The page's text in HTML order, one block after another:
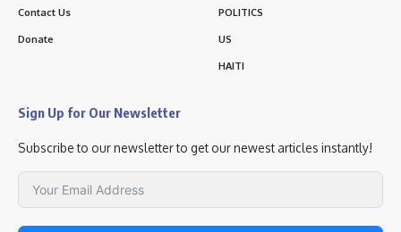
Contact Us
Donate
POLITICS
US
HAITI
Sign Up for Our Newsletter
Subscribe to our newsletter to get our newest articles instantly!